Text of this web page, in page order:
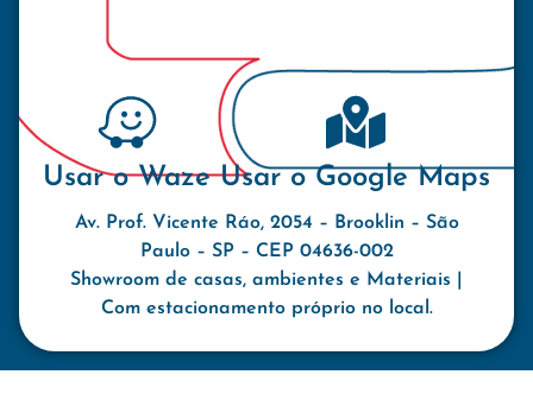
Usar o Waze Usar o Google Maps
Av. Prof. Vicente Ráo, 2054 – Brooklin – São
Paulo – SP – CEP 04636-002
Showroom de casas, ambientes e Materiais |
Com estacionamento próprio no local.